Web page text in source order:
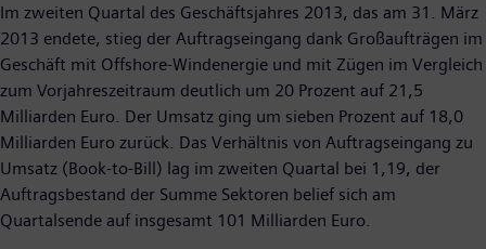
Im zweiten Quartal des Geschäftsjahres 2013, das am 31. März
2013 endete, stieg der Auftragseingang dank Großaufträgen im
Geschäft mit Offshore-Windenergie und mit Zügen im Vergleich
zum Vorjahreszeitraum deutlich um 20 Prozent auf 21,5
Milliarden Euro. Der Umsatz ging um sieben Prozent auf 18,0
Milliarden Euro zurück. Das Verhältnis von Auftragseingang zu
Umsatz (Book-to-Bill) lag im zweiten Quartal bei 1,19, der
Auftragsbestand der Summe Sektoren belief sich am
Quartalsende auf insgesamt 101 Milliarden Euro.